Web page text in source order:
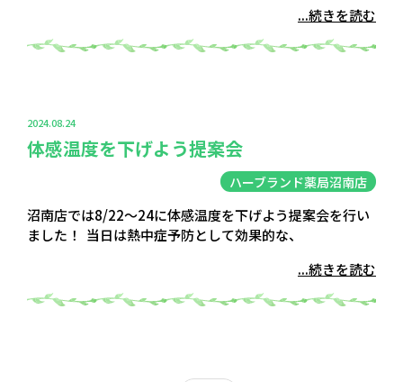
...続きを読む
2024.08.24
体感温度を下げよう提案会
ハーブランド薬局沼南店
沼南店では8/22～24に体感温度を下げよう提案会を行い
ました！ 当日は熱中症予防として効果的な、
...続きを読む